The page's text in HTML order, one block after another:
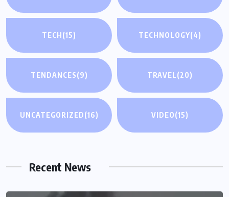
TECH(15) TECHNOLOGY(4)
TENDANCES(9) TRAVEL(20)
UNCATEGORIZED(16) VIDEO(15)
Recent News